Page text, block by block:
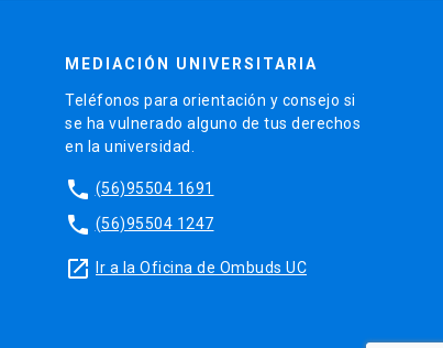
MEDIACIÓN UNIVERSITARIA
Teléfonos para orientación y consejo si
se ha vulnerado alguno de tus derechos
en la universidad.
phone (56)95504 1691
phone (56)95504 1247
launch Ir a la Oficina de Ombuds UC